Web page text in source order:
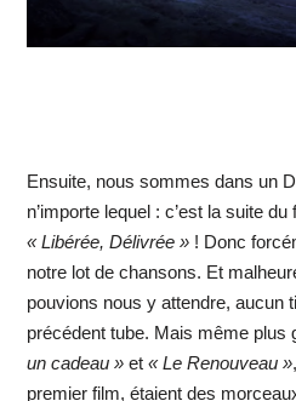
Ensuite, nous sommes dans un
n’importe lequel : c’est la suite
« Libérée, Délivrée »! Donc
notre lot de chansons. Et
pouvions nous y attendre, aucun
précédent tube. Mais même plus
un cadeau »et « Le Renouveau »
premier film, étaient des